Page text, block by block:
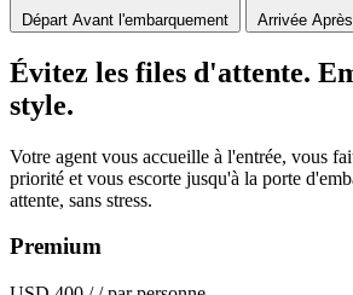
Départ Avant l'embarquement Arrivée
Évitez les files d'attente.
style.
Votre agent vous accueille à l'entrée, vous
priorité et vous escorte jusqu'à la porte
attente, sans stress.
Premium